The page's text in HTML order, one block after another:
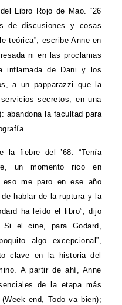
Libro Rojo de Mao. “26
de discusiones y cosas
teórica”, escribe Anne en
ni en las proclamas
inflamada de Dani y los
a un papparazzi que la
secretos, en una
abandona la facultad para
la fiebre del ’68. “Tenía
un momento rico en
eso me paro en ese año
hablar de la ruptura y la
ha leído el libro”, dijo
Si el cine, para Godard,
algo excepcional”,
clave en la historia del
A partir de ahí, Anne
de la etapa más
end, Todo va bien);